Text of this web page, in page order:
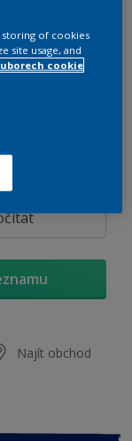
Změnit odstín
barvy
Najít obchod
storing of cookies
site usage, and
cookie